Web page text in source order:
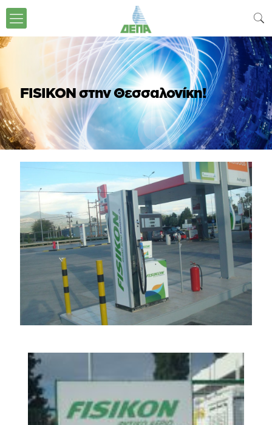
FISIKON στην Θεσσαλονίκη!